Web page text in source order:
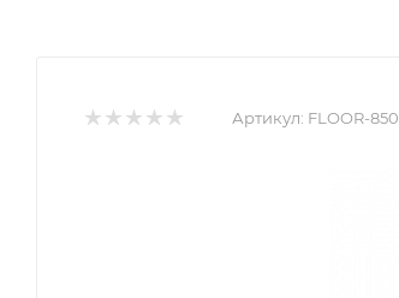
Артикул: FLOOR-850